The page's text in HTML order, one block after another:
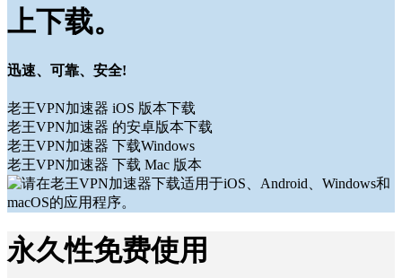
上下载。
迅速、可靠、安全!
老王VPN加速器 iOS 版本下载
老王VPN加速器 的安卓版本下载
老王VPN加速器 下载Windows
老王VPN加速器 下载 Mac 版本
永久性免费使用